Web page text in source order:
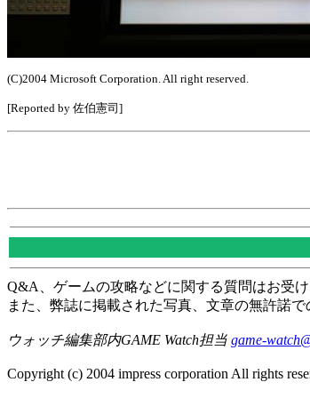
(C)2004 Microsoft Corporation. All right reserved.
[Reported by 佐伯憲司]
Q&A、ゲームの攻略などに関する質問はお受
また、弊誌に掲載された写真、文章の無許諾
ウォッチ編集部内GAME Watch担当 game-
Copyright (c) 2004 impress corporation All rights